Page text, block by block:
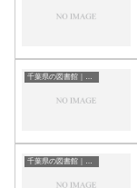
千葉県の図書館｜勉強できる場所
千葉県の図書館｜勉強できる場所